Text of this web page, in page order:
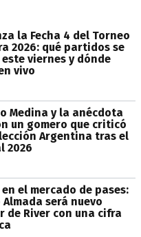
la Fecha 4 del Torneo
2026: qué partidos se
viernes y dónde
vivo
Medina y la anécdota
un gomero que criticó
Argentina tras el
2026
en el mercado de pases:
será nuevo
de River con una cifra